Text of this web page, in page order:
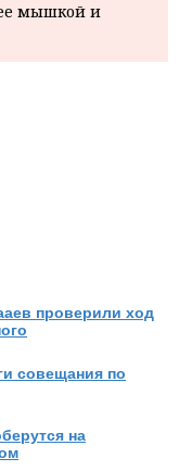
мышкой и
проверили ход
совещания по
на